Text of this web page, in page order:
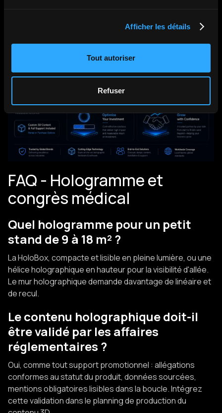
Afficher les détails
Tout autoriser
Refuser
logistique, budget, consultez notre offre d'
hologramme
FAQ - Hologramme et
congrès médical
Quel hologramme pour un petit
stand de 9 à 18 m² ?
La HoloBox, compacte et lisible en pleine lumière, ou une
hélice holographique en hauteur pour la visibilité d'allée.
Le mur holographique demande davantage de linéaire et
de recul.
Le contenu holographique doit-il
être validé par les affaires
réglementaires ?
Oui, comme tout support promotionnel : allégations
conformes au statut du produit, données sourcées,
mentions obligatoires lisibles dans la boucle. Intégrez
cette validation dans le planning de production du